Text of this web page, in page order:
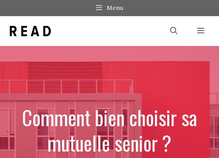
au
contenu
Menu
Comment bien choisir sa
mutuelle senior ?